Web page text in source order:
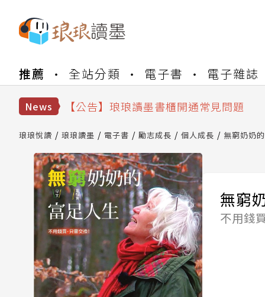
推薦 全站分類 電子書 電子雜誌
News
【公告】琅琅書店服務升級重要說明及
【公告】琅琅讀墨書櫃開通常見問題
【公告】琅琅書店服務升級重要說明及
【公告】琅琅讀墨數位閱讀資產合併與書
琅琅悅讀 琅琅讀墨 電子書 勵志成長 個人成長 無窮奶奶
無窮
不用錢